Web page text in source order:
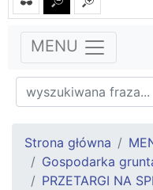
MENU
Strona główna
Gospodarka
PRZETARGI NA